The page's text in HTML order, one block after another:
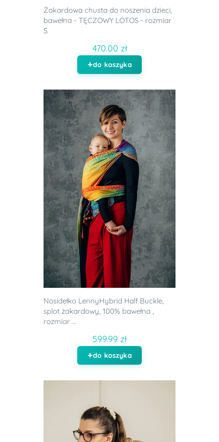
Żakardowa chusta do noszenia dzieci,
bawełna - TĘCZOWY LOTOS - rozmiar
S
470.00 zł
do koszyka
Nosidełko LennyHybrid Half Buckle,
splot żakardowy, 100% bawełna ,
rozmiar ...
599.99 zł
do koszyka